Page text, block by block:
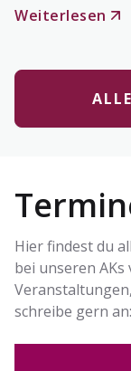
Weiterlesen
Hier findest du
bei unseren
schreibe gern an: